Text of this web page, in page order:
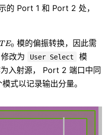
的 Port 1 和 Port 2 处，
TE_0
T E0 模的偏振转换，因此需
修改为 User Select
模
入射源， Port 2 端口中同
模式以记录输出分量。